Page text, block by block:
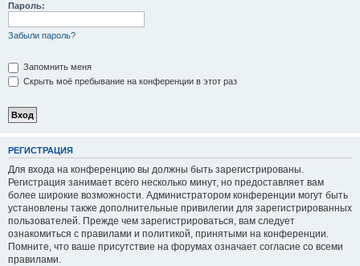
Пароль:
Забыли пароль?
Запомнить меня
Скрыть моё пребывание на конференции в этот раз
РЕГИСТРАЦИЯ
Для входа на конференцию вы должны быть зарегистрированы.
Регистрация занимает всего несколько минут, но предоставляет вам
более широкие возможности. Администратором конференции могут быть
установлены также дополнительные привилегии для зарегистрированных
пользователей. Прежде чем зарегистрироваться, вам следует
ознакомиться с правилами и политикой, принятыми на конференции.
Помните, что ваше присутствие на форумах означает согласие со всеми
правилами.